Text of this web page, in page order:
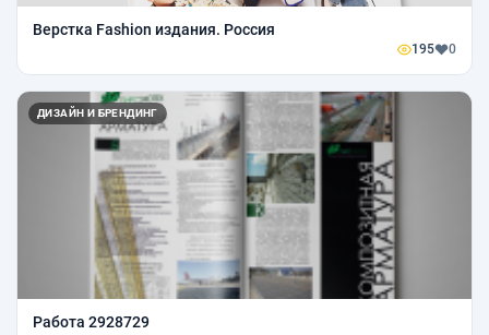
Верстка Fashion издания. Россия
195 0
ДИЗАЙН И БРЕНДИНГ
Работа 2928729